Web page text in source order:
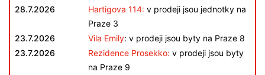
28.7.2026
Hartigova 114: v prodeji jsou jednotky na
Praze 3
23.7.2026
Vila Emily: v prodeji jsou byty na Praze 8
23.7.2026
Rezidence Prosekko: v prodeji jsou byty
na Praze 9